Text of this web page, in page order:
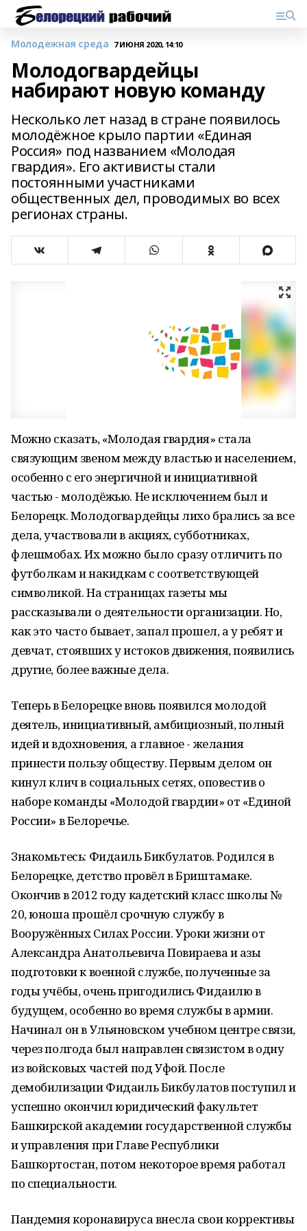
Молодежная среда 7 ИЮНЯ 2020, 14:10
Молодогвардейцы
набирают новую команду
Несколько лет назад в стране появилось
молодёжное крыло партии «Единая
Россия» под названием «Молодая
гвардия». Его активисты стали
постоянными участниками
общественных дел, проводимых во всех
регионах страны.
Можно сказать, «Молодая гвардия» стала
связующим звеном между властью и населением,
особенно с его энергичной и инициативной
частью - молодёжью. Не исключением был и
Белорецк. Молодогвардейцы лихо брались за все
дела, участвовали в акциях, субботниках,
флешмобах. Их можно было сразу отличить по
футболкам и накидкам с соответствующей
символикой. На страницах газеты мы
рассказывали о деятельности организации. Но,
как это часто бывает, запал прошел, а у ребят и
девчат, стоявших у истоков движения, появились
другие, более важные дела.
Теперь в Белорецке вновь появился молодой
деятель, инициативный, амбициозный, полный
идей и вдохновения, а главное - желания
принести пользу обществу. Первым делом он
кинул клич в социальных сетях, оповестив о
наборе команды «Молодой гвардии» от «Единой
России» в Белоречье.
Знакомьтесь: Фидаиль Бикбулатов. Родился в
Белорецке, детство провёл в Бриштамаке.
Окончив в 2012 году кадетский класс школы №
20, юноша прошёл срочную службу в
Вооружённых Силах России. Уроки жизни от
Александра Анатольевича Повираева и азы
подготовки к военной службе, полученные за
годы учёбы, очень пригодились Фидаилю в
будущем, особенно во время службы в армии.
Начинал он в Ульяновском учебном центре связи,
через полгода был направлен связистом в одну
из войсковых частей под Уфой. После
демобилизации Фидаиль Бикбулатов поступил и
успешно окончил юридический факультет
Башкирской академии государственной службы
и управления при Главе Республики
Башкортостан, потом некоторое время работал
по специальности.
Пандемия коронавируса внесла свои коррективы